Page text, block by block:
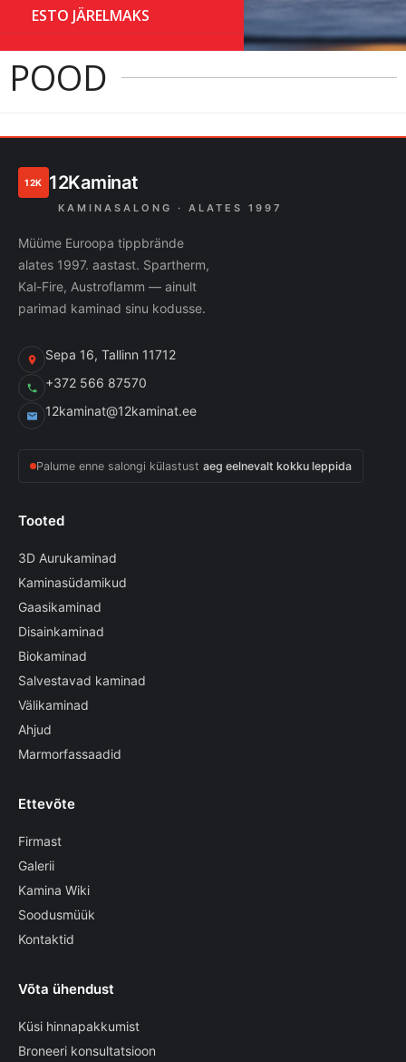
ESTO JÄRELMAKS
POOD
12K 12Kaminat
KAMINASALONG · ALATES 1997
Müüme Euroopa tippbrände
alates 1997. aastast. Spartherm,
Kal-Fire, Austroflamm — ainult
parimad kaminad sinu kodusse.
Sepa 16, Tallinn 11712
+372 566 87570
12kaminat@12kaminat.ee
Palume enne salongi külastust aeg eelnevalt kokku leppida
Tooted
3D Aurukaminad
Kaminasüdamikud
Gaasikaminad
Disainkaminad
Biokaminad
Salvestavad kaminad
Välikaminad
Ahjud
Marmorfassaadid
Ettevõte
Firmast
Galerii
Kamina Wiki
Soodusmüük
Kontaktid
Võta ühendust
Küsi hinnapakkumist
Broneeri konsultatsioon